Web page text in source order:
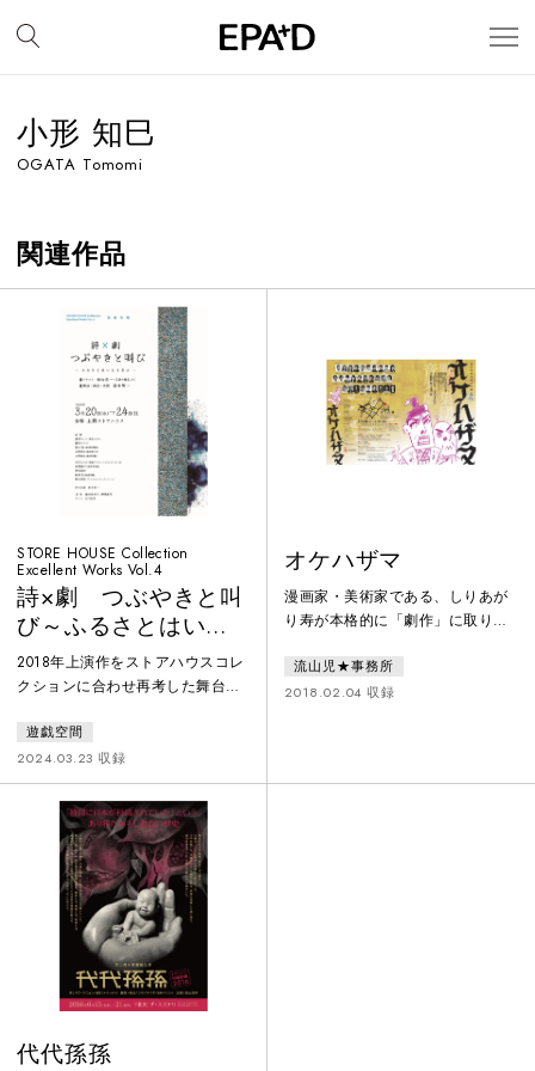
小形 知巳
OGATA Tomomi
関連作品
STORE HOUSE Collection
Excellent Works Vol.4
詩×劇 つぶやきと叫
び～ふるさとはいま
もなお～
2018年上演作をストアハウスコレ
クションに合わせ再考した舞台。
亮一の『詩の礫』は優れた現代詩
であると同時に優れた記録文学で
ある。遊戯空間では震災以後、和
合の現代詩『詩の礫』『詩ノ黙
礼』『廃炉詩篇』などを繰り返し
演劇化してきた。当時の絶望感と
憤りを鮮明に想起させる言葉の力
により、本公演が、３・１１の記
憶を呼び起こし、現代社会を再考
するきっかけとなることを願う。
遊戯空間
2024.03.23 収録
オケハザマ
漫画家・美術家である、しりあが
り寿が本格的に「劇作」に取り組
りの最大の合戦：桶狭間の戦いの
前夜、未来のオケハザマの予知夢
を描き高い評価を得た。演出：流
流山児★事務所
2018.02.04 収録
代代孫孫